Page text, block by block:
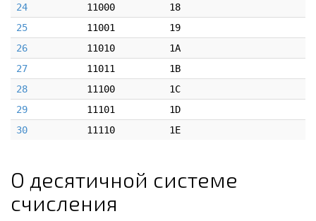
24
11000
18
25
11001
19
26
11010
1A
27
11011
1B
28
11100
1C
29
11101
1D
30
11110 1E
О десятичной системе
счисления